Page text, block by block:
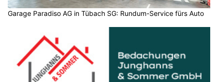
Garage Paradiso AG in Tübach SG: Rundum-Service fürs Auto